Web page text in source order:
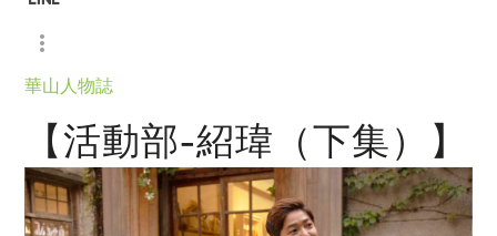
華山人物誌
【活動部-紹瑋（下集）】